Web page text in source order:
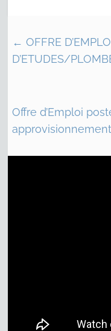
← OFFRE
D’ETUDES/
Offre d’Emploi